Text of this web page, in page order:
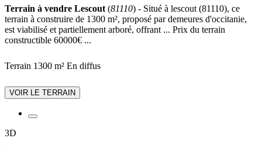
Terrain à vendre Lescout (81110) - Situé à lescout (81110), ce
terrain à construire de 1300 m², proposé par demeures d'occitanie,
est viabilisé et partiellement arboré, offrant ... Prix du terrain
constructible 60000€ ...
Terrain 1300 m² En diffus
VOIR LE TERRAIN
3D